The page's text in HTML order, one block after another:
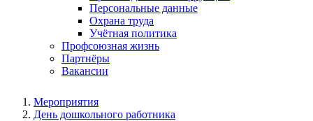
Персональные данные
Охрана труда
Учётная политика
Профсоюзная жизнь
Партнёры
Вакансии
Мероприятия
День дошкольного работника